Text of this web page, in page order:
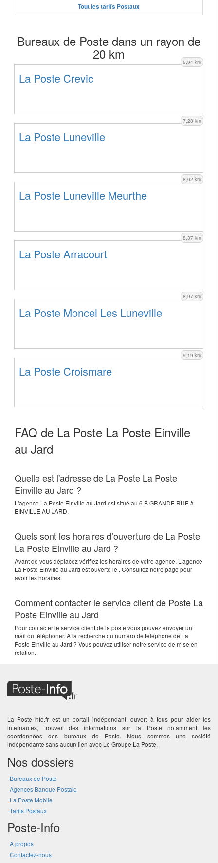
Tout les tarifs Postaux
Bureaux de Poste dans un rayon de
20 km 5,94 km
La Poste Crevic
7,28 km
La Poste Luneville
8,02 km
La Poste Luneville Meurthe
8,37 km
La Poste Arracourt
8,97 km
La Poste Moncel Les Luneville
9,19 km
La Poste Croismare
FAQ de La Poste La Poste Einville
au Jard
Quelle est l'adresse de La Poste La Poste
Einville au Jard ?
L'agence La Poste Einville au Jard est situé au 6 B GRANDE RUE à
EINVILLE AU JARD.
Quels sont les horaires d’ouverture de La Poste
La Poste Einville au Jard ?
Avant de vous déplacez vérifiez les horaires de votre agence. L'agence
La Poste Einville au Jard est ouverte le . Consultez notre page pour
avoir les horaires.
Comment contacter le service client de Poste La
Poste Einville au Jard
Pour contacter le service client de la poste vous pouvez envoyer un
mail ou téléphoner. A la recherche du numéro de téléphone de La
Poste Einville au Jard ? Vous pouvez utiliser notre service de mise en
relation.
La Poste-Info.fr est un portail indépendant, ouvert à tous pour aider les
internautes, trouver des informations sur la Poste notamment les
coordonnées des bureaux de Poste. Nous sommes une société
indépendante sans aucun lien avec Le Groupe La Poste.
Nos dossiers
Bureaux de Poste
Agences Banque Postale
La Poste Mobile
Tarifs Postaux
Poste-Info
A propos
Contactez-nous